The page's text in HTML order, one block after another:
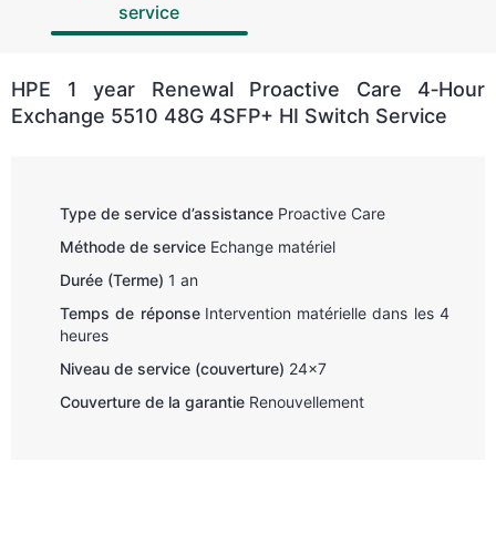
service
HPE 1 year Renewal Proactive Care 4‑Hour
Exchange 5510 48G 4SFP+ HI Switch Service
Type de service d’assistance Proactive Care
Méthode de service Echange matériel
Durée (Terme) 1 an
Temps de réponse Intervention matérielle dans les 4
heures
Niveau de service (couverture) 24x7
Couverture de la garantie Renouvellement